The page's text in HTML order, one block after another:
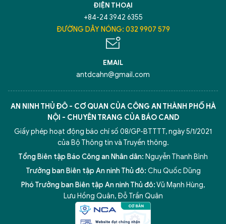
ĐIỆN THOẠI
+84-24 3942 6355
ĐƯỜNG DÂY NÓNG: 032 9907 579
EMAIL
antdcahn@gmail.com
AN NINH THỦ ĐÔ - CƠ QUAN CỦA CÔNG AN THÀNH PHỐ HÀ
NỘI - CHUYÊN TRANG CỦA BÁO CAND
Giấy phép hoạt động báo chí số 08/GP-BTTTT, ngày 5/1/2021
của Bộ Thông tin và Truyền thông.
Tổng Biên tập Báo Công an Nhân dân: Nguyễn Thanh Bình
Trưởng ban Biên tập An ninh Thủ đô: Chu Quốc Dũng
Phó Trưởng ban Biên tập An ninh Thủ đô:Vũ Mạnh Hùng,
Lưu Hồng Quân, Đỗ Trần Quân